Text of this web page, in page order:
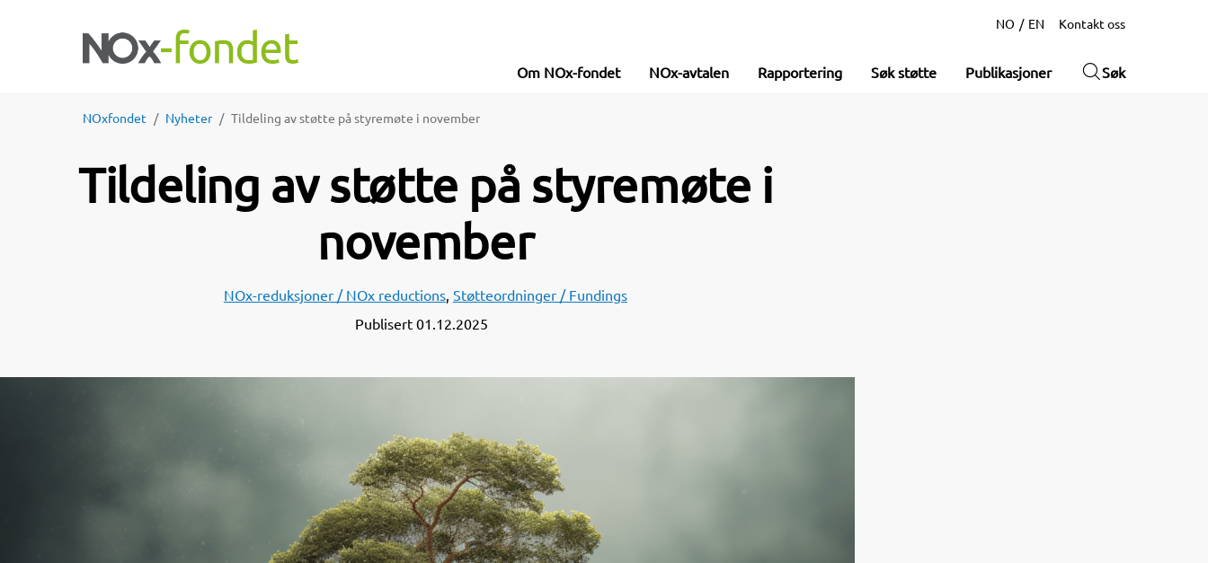
NO EN Kontakt oss
Om NOx-fondet NOx-avtalen Rapportering Søk støtte Publikasjoner Søk
NOxfondet Nyheter Tildeling av støtte på styremøte i november
Tildeling av støtte på styremøte i
november
NOx-reduksjoner / NOx reductions, Støtteordninger / Fundings
Publisert01.12.2025